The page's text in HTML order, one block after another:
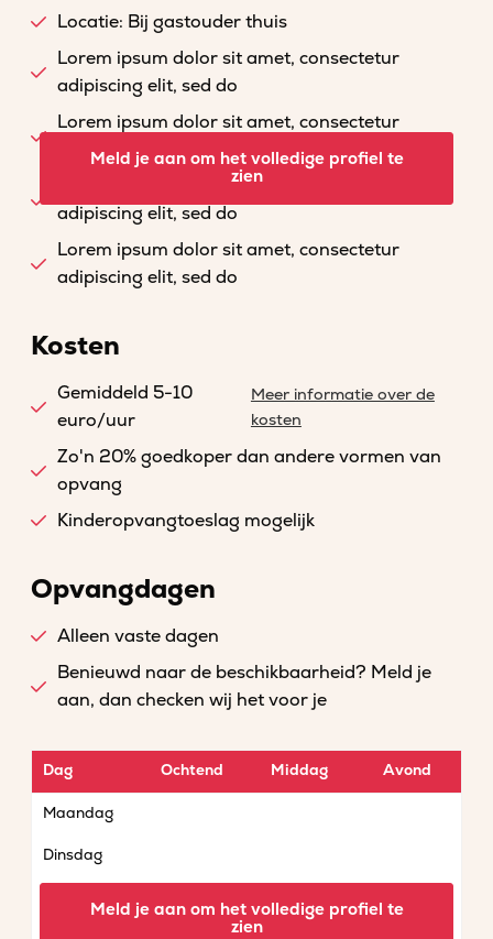
Locatie: Bij gastouder thuis
Lorem ipsum dolor sit amet, consectetur
adipiscing elit, sed do
Lorem ipsum dolor sit amet, consectetur
adipiscing elit, sed do
Lorem ipsum dolor sit amet, consectetur
adipiscing elit, sed do
Lorem ipsum dolor sit amet, consectetur
adipiscing elit, sed do
Meld je aan om het volledige profiel te
zien
Kosten
Gemiddeld 5-10
euro/uur
Meer informatie over de
kosten
Zo'n 20% goedkoper dan andere vormen van
opvang
Kinderopvangtoeslag mogelijk
Opvangdagen
Alleen vaste dagen
Benieuwd naar de beschikbaarheid? Meld je
aan, dan checken wij het voor je
Dag Ochtend Middag Avond
Maandag
Dinsdag
Meld je aan om het volledige profiel te
zien